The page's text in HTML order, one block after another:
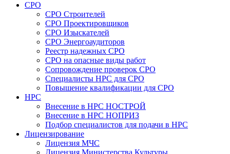
СРО
СРО Строителей
СРО Проектировщиков
СРО Изыскателей
СРО Энергоаудиторов
Реестр надежных СРО
СРО на опасные виды работ
Сопровождение проверок СРО
Специалисты НРС для СРО
Повышение квалификации для СРО
НРС
Внесение в НРС НОСТРОЙ
Внесение в НРС НОПРИЗ
Подбор специалистов для подачи в НРС
Лицензирование
Лицензия МЧС
Лицензия Министерства Культуры